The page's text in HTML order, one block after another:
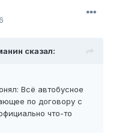
сказал:
Всё автобусное
по договору с
что-то